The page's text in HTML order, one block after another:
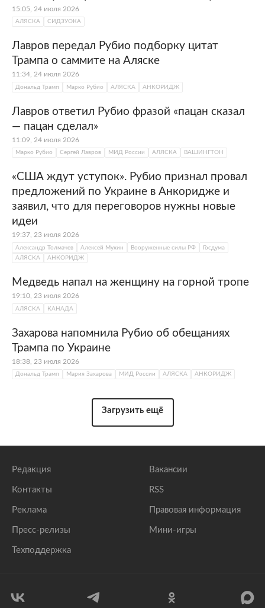
15:05, 24 июля 2026
АЛЯСКА СИДЗУОКА
Лавров передал Рубио подборку цитат
Трампа о саммите на Аляске
11:34, 24 июля 2026
Дональд Трамп Марко Рубио АЛЯСКА АНКОРИДЖ
Лавров ответил Рубио фразой «пацан сказал
— пацан сделал»
11:09, 24 июля 2026
Марко Рубио Сергей Лавров МИД России АЛЯСКА ВАШИНГТОН
«США ждут уступок». Рубио признал провал
предложений по Украине в Анкоридже и
заявил, что для переговоров нужны новые
идеи
19:37, 23 июля 2026
Александр Толмачев Алексей Мухин Вооруженные силы РФ
Госдума
АЛЯСКА
АНКОРИДЖ
Медведь напал на женщину на горной тропе
19:10, 23 июля 2026
АЛЯСКА КАНАДА
Захарова напомнила Рубио об обещаниях
Трампа по Украине
18:38, 23 июля 2026
Дональд Трамп Мария Захарова МИД России АЛЯСКА АНКОРИДЖ
Загрузить ещё
Редакция
Контакты
Реклама
Пресс-релизы
Техподдержка
Вакансии
RSS
Правовая информация
Мини-игры